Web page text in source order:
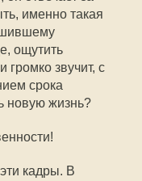
именно такая
ощутить
громко звучит, с
срока
новую жизнь?
кадры. В